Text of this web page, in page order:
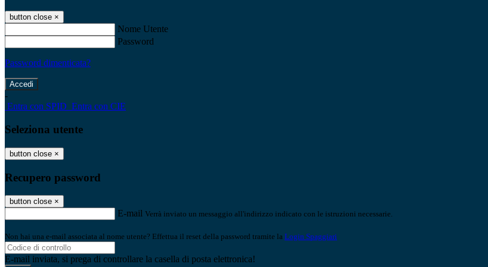
button close ×
Nome Utente
Password
Password dimenticata?
-
Entra con SPID Entra con CIE
Seleziona utente
button close ×
Recupero password
button close ×
E-mail Verrà inviato un messaggio all'indirizzo indicato con le istruzioni necessarie.
Non hai una e-mail associata al nome utente? Effettua il reset della password tramite la Login Spaggiari
E-mail inviata, si prega di controllare la casella di posta elettronica!